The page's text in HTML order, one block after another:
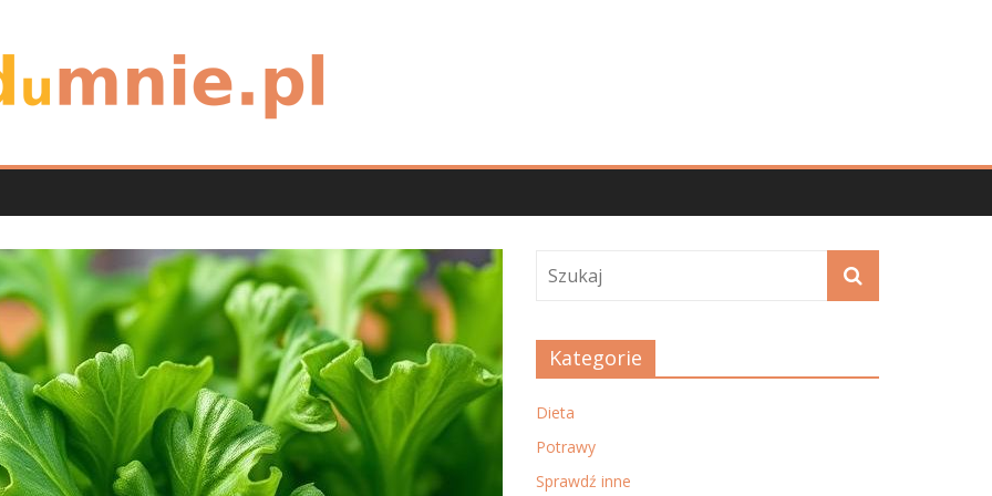
Kategorie
Dieta
Potrawy
Sprawdź inne